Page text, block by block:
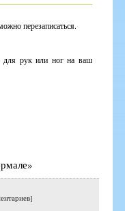
перезаписаться.
для рук или ног на ваш